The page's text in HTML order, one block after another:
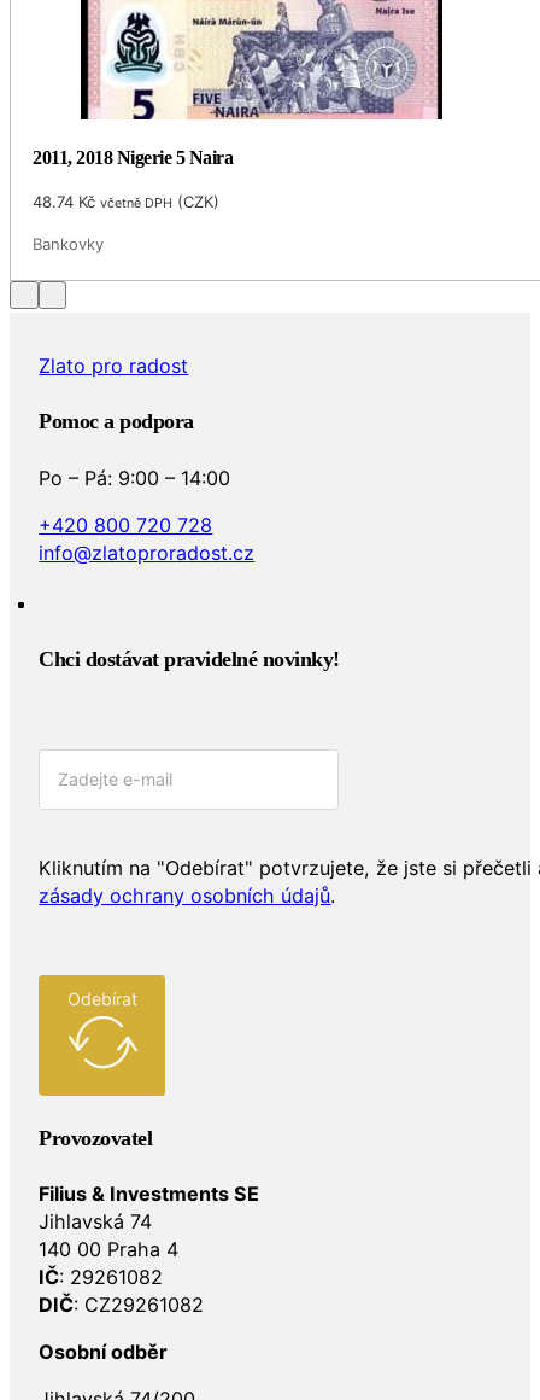
2011, 2018 Nigerie 5 Naira
48.74 Kč včetně DPH (CZK)
Bankovky
Zlato pro radost
Pomoc a podpora
Po – Pá: 9:00 – 14:00
+420 800 720 728
info@zlatoproradost.cz
Chci dostávat pravidelné novinky!​
Kliknutím na "Odebírat" potvrzujete, že jste si přečetli
zásady ochrany osobních údajů.
Odebírat
Provozovatel
Filius & Investments SE
Jihlavská 74
140 00 Praha 4
IČ: 29261082
DIČ: CZ29261082
Osobní odběr